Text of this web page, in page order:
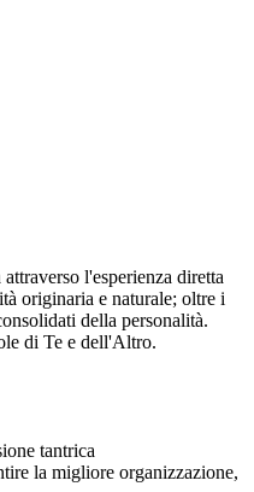
l'esperienza diretta
originaria e naturale; oltre i
della personalità.
di Te e dell'Altro.
tantrica
la migliore organizzazione,